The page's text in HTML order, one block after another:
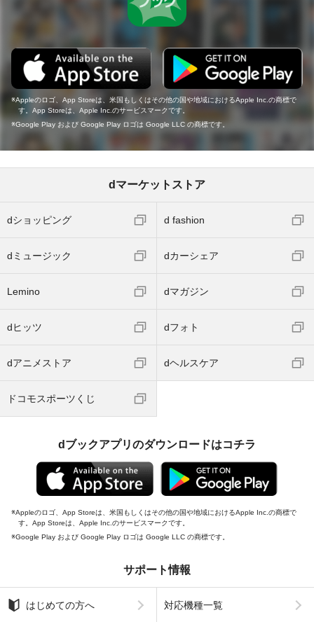
Appleのロゴ、App Storeは、米国もしくはその他の国や地域におけるApple Inc.の商標で
す。App Storeは、Apple Inc.のサービスマークです。
Google Play および Google Play ロゴは Google LLC の商標です。
dマーケットストア
dショッピング d fashion
dミュージック dカーシェア
Lemino dマガジン
dヒッツ dフォト
dアニメストア dヘルスケア
ドコモスポーツくじ
dブックアプリのダウンロードはコチラ
Appleのロゴ、App Storeは、米国もしくはその他の国や地域におけるApple Inc.の商標で
す。App Storeは、Apple Inc.のサービスマークです。
Google Play および Google Play ロゴは Google LLC の商標です。
サポート情報
はじめての方へ 対応機種一覧